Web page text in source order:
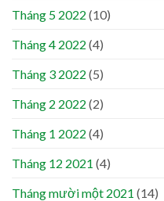
Tháng 5 2022 (10)
Tháng 4 2022 (4)
Tháng 3 2022 (5)
Tháng 2 2022 (2)
Tháng 1 2022 (4)
Tháng 12 2021 (4)
Tháng mười một 2021 (14)